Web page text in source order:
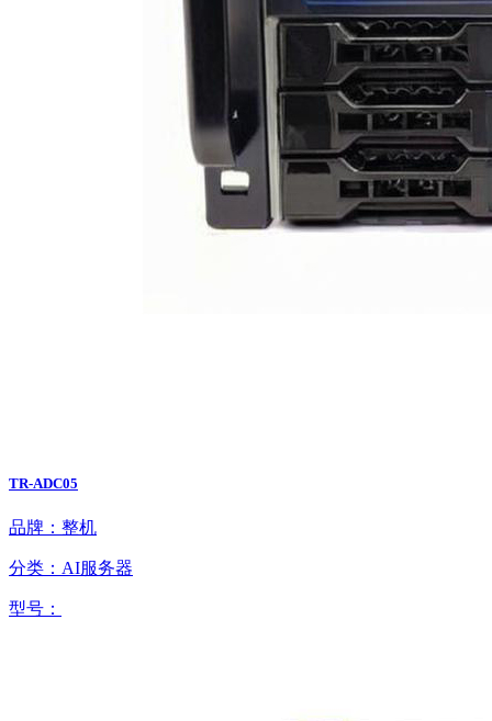
TR-ADC05
品牌：整机
分类：AI服务器
型号：